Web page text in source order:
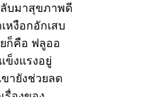
บมาสุขภาพดี
หงือกอักเสบ
ก็คือ ฟลูออ
ข็งแรงอยู่
ายังช่วยลด